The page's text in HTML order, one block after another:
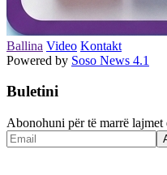
Ballina Video Kontakt
Powered by Soso News 4.1
Buletini
Abonohuni për të marrë